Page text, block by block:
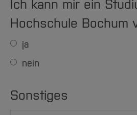
Ich kann mir ein
Hochschule Bochum
ja
nein
Sonstiges